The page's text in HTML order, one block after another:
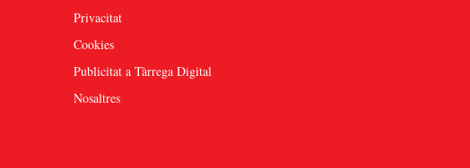
Privacitat
Cookies
Publicitat a Tàrrega Digital
Nosaltres